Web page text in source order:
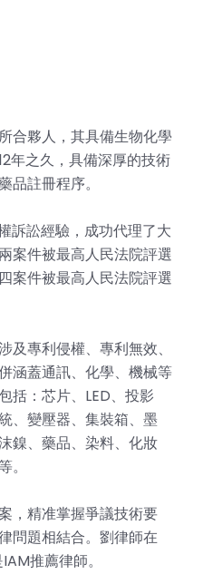
合夥人，其具備生物化學
年之久，具備深厚的技術
品註冊程序。
訴訟經驗，成功代理了大
案件被最高人民法院評選
案件被最高人民法院評選
及專利侵權、專利無效、
涵蓋通訊、化學、機械等
括：芯片、LED、投影
、變壓器、集裝箱、墨
鎳、藥品、染料、化妝
，精准掌握爭議技術要
問題相結合。劉律師在
推薦律師。